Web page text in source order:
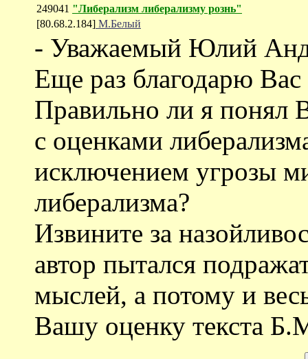
249041 "Либерализм либерализму рознь"
[80.68.2.184] М.Белый
- Уважаемый Юлий
Еще раз благодарю Вас
Правильно ли я понял
с оценками
исключением угрозы
либерализма?
Извините за
автор пытался
мыслей, а потому и
Вашу оценку текста